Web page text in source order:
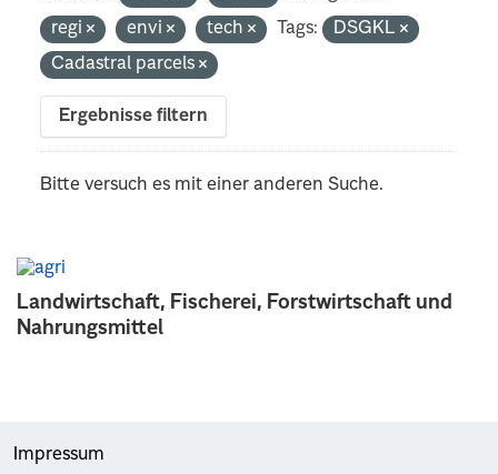
Landwirtschaft, Fischerei, Forstwirtschaft und
Nahrungsmittel
regi
envi tech Tags:
DSGKL
Cadastral parcels
Ergebnisse filtern
Bitte versuch es mit einer anderen Suche.
Impressum